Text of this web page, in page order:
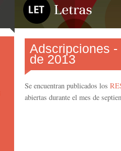
Adscripciones
de 2013
Se encuentran publicados los
abiertas durante el mes de